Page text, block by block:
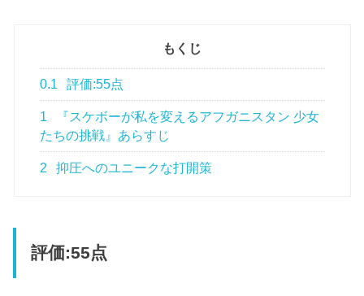
もくじ
0.1 評価:55点
1
『スケボーが私を変えるアフガニスタン 少女
たちの挑戦』あらすじ
2 抑圧へのユニークな打開策
評価:55点